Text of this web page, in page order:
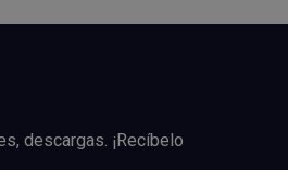
descargas. ¡Recíbelo